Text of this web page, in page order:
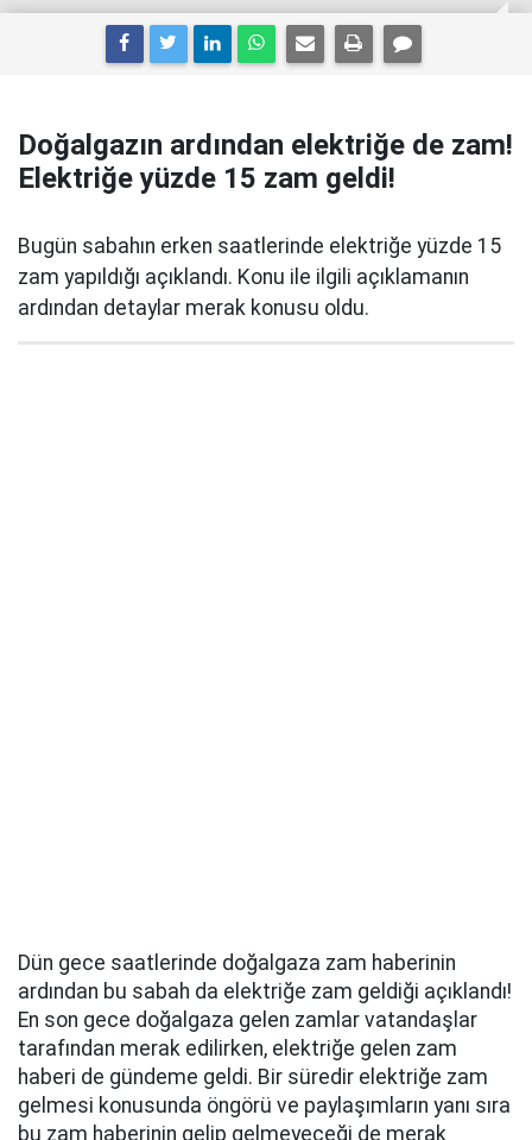
Doğalgazın ardından elektriğe de zam!
Elektriğe yüzde 15 zam geldi!
Bugün sabahın erken saatlerinde elektriğe yüzde 15
zam yapıldığı açıklandı. Konu ile ilgili açıklamanın
ardından detaylar merak konusu oldu.
Dün gece saatlerinde doğalgaza zam haberinin
ardından bu sabah da elektriğe zam geldiği açıklandı!
En son gece doğalgaza gelen zamlar vatandaşlar
tarafından merak edilirken, elektriğe gelen zam
haberi de gündeme geldi. Bir süredir elektriğe zam
gelmesi konusunda öngörü ve paylaşımların yanı sıra
bu zam haberinin gelip gelmeyeceği de merak